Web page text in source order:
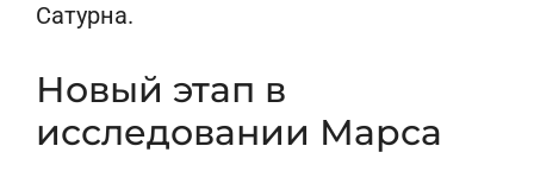
Сатурна.
Новый этап в
исследовании Марса